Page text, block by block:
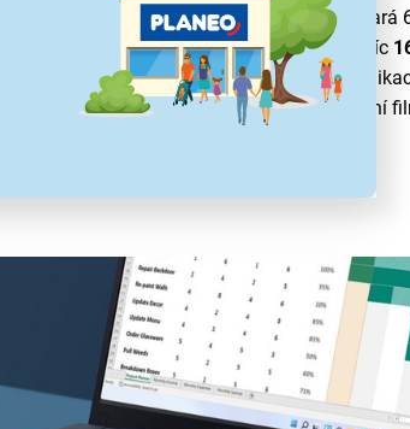
volnočasovou zábavu. O chod zařízení se stará
5 s frekvencí až 4,55 GHz, doplňuje jej navíc
plynulý chod systému i při práci s více
úkoly, prohlížení internetu i sledování